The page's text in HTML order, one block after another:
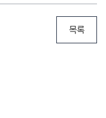
목록